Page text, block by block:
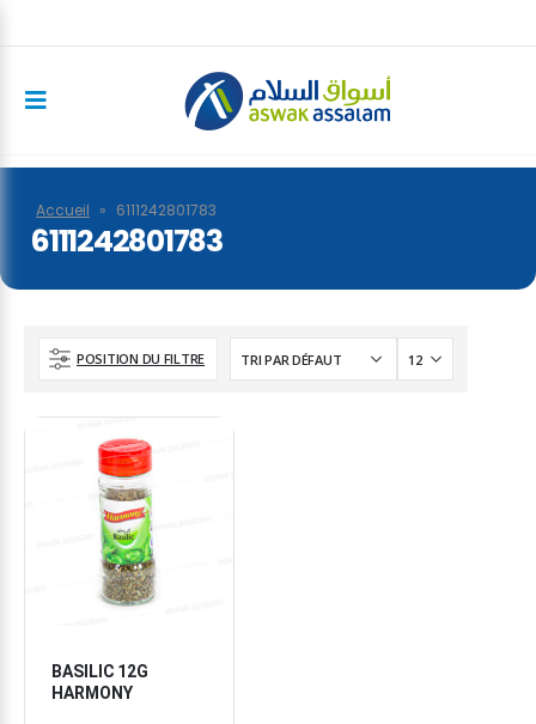
Accueil » 6111242801783
6111242801783
POSITION DU FILTRE
BASILIC 12G
HARMONY